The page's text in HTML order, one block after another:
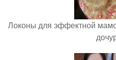
Локоны для эффектной